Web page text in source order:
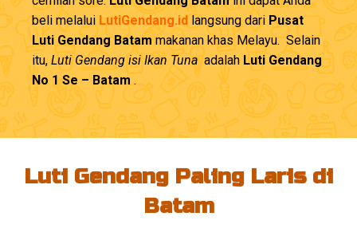
beli melalui LutiGendang.id langsung dari Pusat
Luti Gendang Batammakanan khas Melayu. Selain
itu, Luti Gendang isi Ikan Tunaadalah Luti Gendang
No 1 Se – Batam.
Luti Gendang Paling Laris di
Batam